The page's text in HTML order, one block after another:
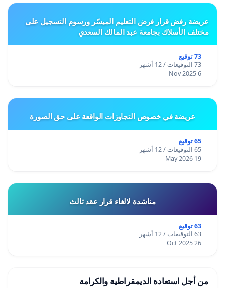
عريضة رفض قرار فرض التعليم الميسّر ورسوم التسجيل على
مختلف الأسلاك بجامعة عبد المالك السعدي
73 توقيع
73 التوقيعات / 12 أشهر
6 Nov 2025
عريضة في خصوص التجاوزات الواقعة على حق الصورة
65 توقيع
65 التوقيعات / 12 أشهر
19 May 2026
مناشدة لالغاء قرار عقد ثالث
63 توقيع
63 التوقيعات / 12 أشهر
26 Oct 2025
من أجل استعادة الديمقراطية والكرامة